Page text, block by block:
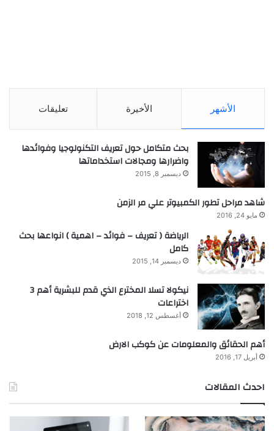
الأشهر الأخيرة تعليقات
بحث متكامل حول تعريف التكنولوجيا وفوائدها
واضرارها ومجالات استخداماتها
ديسمبر 8, 2015
شاهد مراحل تطور الكمبيوتر علي مر الزمن
مايو 24, 2016
الرياضة ( تعريف – فوائد – اهمية ) انواعها بحث
كامل
ديسمبر 14, 2015
نيكولا تسلا المخترع الذي قدم للبشرية أهم 3
اختراعات
أغسطس 12, 2018
أهم الحقائق والمعلومات عن كوكب الارض
أبريل 17, 2016
احدث المقالات